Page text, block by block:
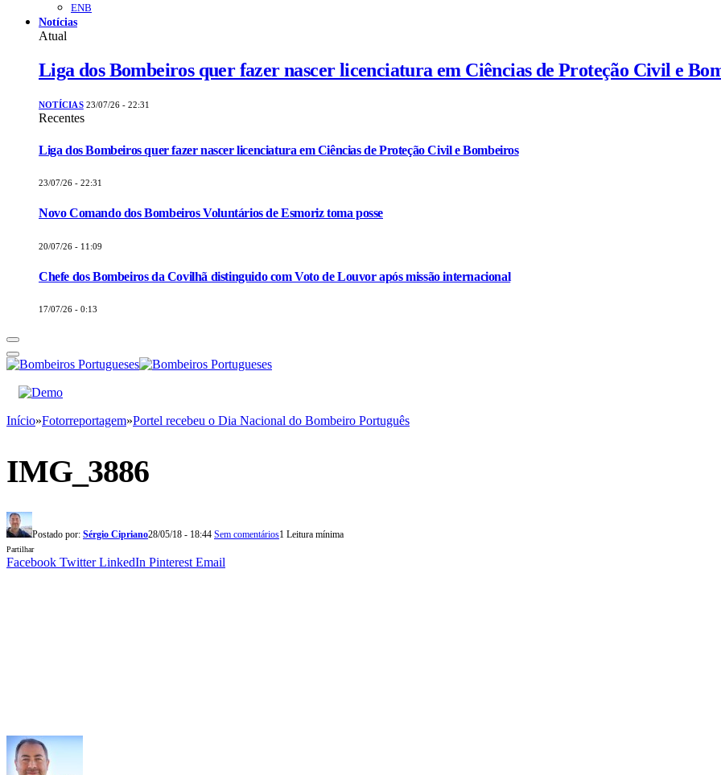
ENB
Notícias
Atual
Liga dos Bombeiros quer fazer nascer licenciatura em Ciências de Proteção Civil e
NOTÍCIAS 23/07/26 - 22:31
Recentes
Liga dos Bombeiros quer fazer nascer licenciatura em Ciências de Proteção Civil e Bombeiros
23/07/26 - 22:31
Novo Comando dos Bombeiros Voluntários de Esmoriz toma posse
20/07/26 - 11:09
Chefe dos Bombeiros da Covilhã distinguido com Voto de Louvor após missão internacional
17/07/26 - 0:13
Início»Fotorreportagem»Portel recebeu o Dia Nacional do Bombeiro Português
IMG_3886
Postado por: Sérgio Cipriano28/05/18 - 18:44 Sem comentários1 Leitura mínima
Partilhar
Facebook Twitter LinkedIn Pinterest Email